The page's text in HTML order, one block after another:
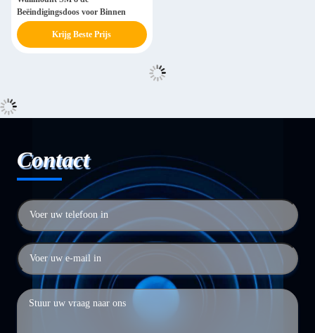
Beëindigingsdoos voor Binnen
Krijg Beste Prijs
Contact